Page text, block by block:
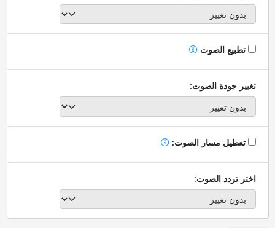
تطبيع الصوت
تغيير جودة الصوت:
تعطيل مسار الصوت:
اختر تردد الصوت: